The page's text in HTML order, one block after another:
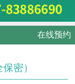
在线预约
密）